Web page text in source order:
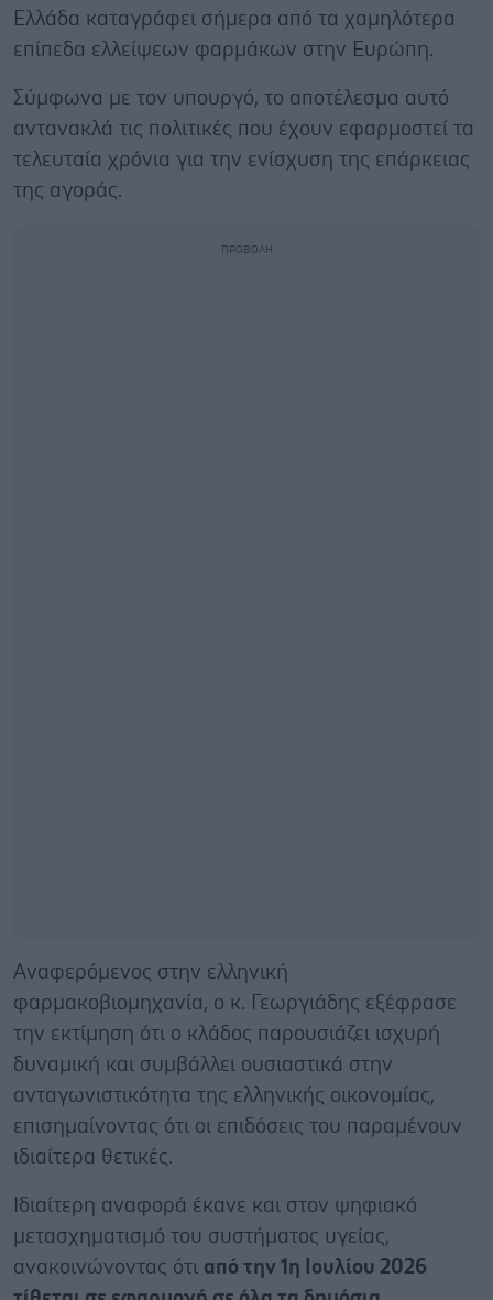
Ελλάδα καταγράφει σήμερα από τα χαμηλότερα
επίπεδα ελλείψεων φαρμάκων στην Ευρώπη.
Σύμφωνα με τον υπουργό, το αποτέλεσμα αυτό
αντανακλά τις πολιτικές που έχουν εφαρμοστεί τα
τελευταία χρόνια για την ενίσχυση της επάρκειας
της αγοράς.
Αναφερόμενος στην ελληνική
φαρμακοβιομηχανία, ο κ. Γεωργιάδης εξέφρασε
την εκτίμηση ότι ο κλάδος παρουσιάζει ισχυρή
δυναμική και συμβάλλει ουσιαστικά στην
ανταγωνιστικότητα της ελληνικής οικονομίας,
επισημαίνοντας ότι οι επιδόσεις του παραμένουν
ιδιαίτερα θετικές.
Ιδιαίτερη αναφορά έκανε και στον ψηφιακό
μετασχηματισμό του συστήματος υγείας,
ανακοινώνοντας ότι από την 1η Ιουλίου 2026